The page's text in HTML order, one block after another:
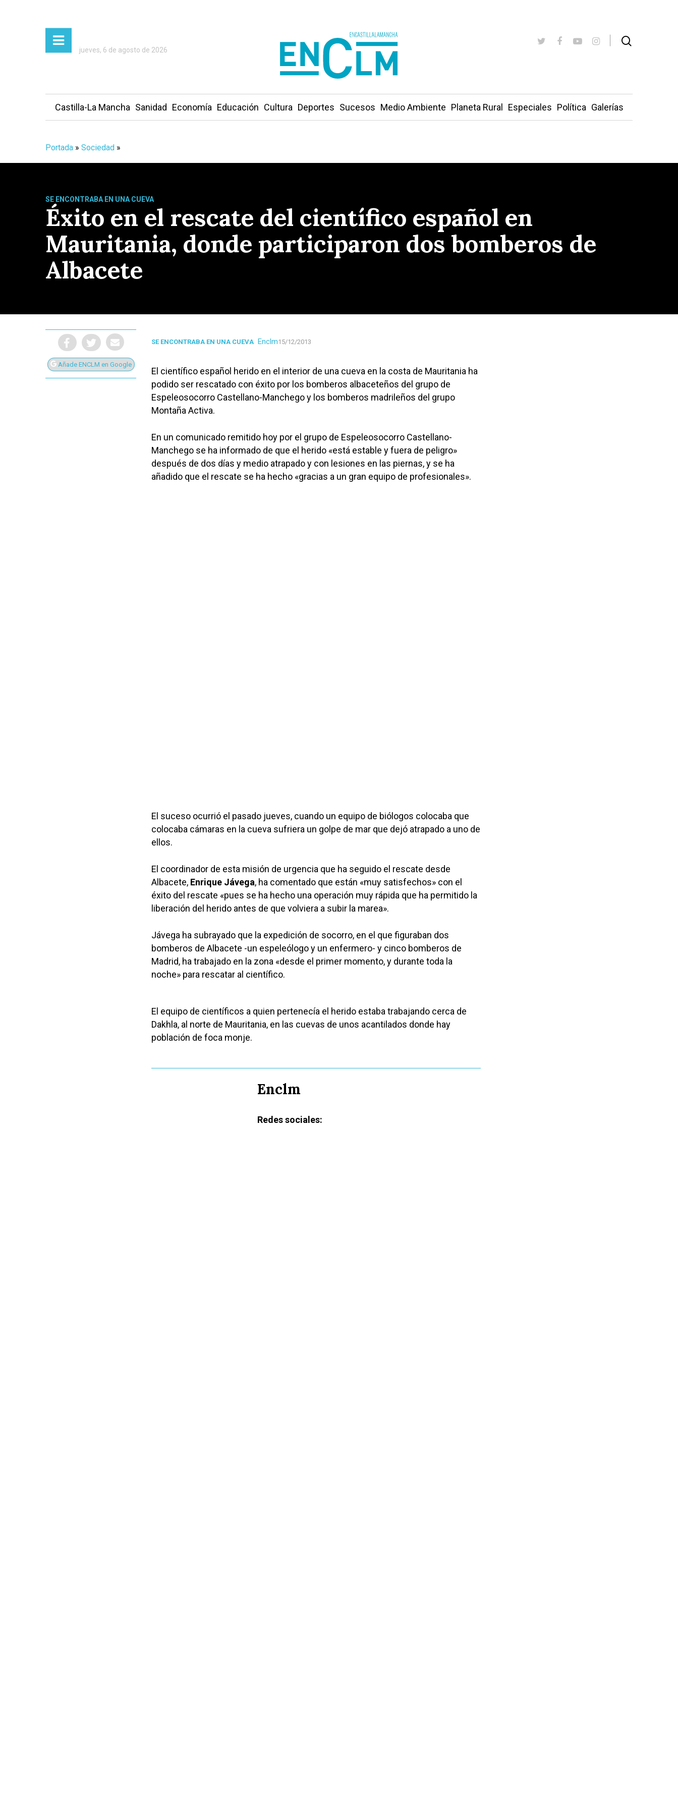
Presiona Intro para buscar o ESC para cerrar
jueves, 6 de agosto de 2026
Castilla-La Mancha Sanidad Economía Educación Cultura Deportes Sucesos Medio Ambiente Planeta Rural Especiales Política Galerías
Portada » Sociedad »
SE ENCONTRABA EN UNA CUEVA
Éxito en el rescate del científico español en
Mauritania, donde participaron dos bomberos de
Albacete
Añade ENCLM en Google
SE ENCONTRABA EN UNA CUEVA Enclm15/12/2013
El científico español herido en el interior de una cueva en la costa de Mauritania ha
podido ser rescatado con éxito por los bomberos albaceteños del grupo de
Espeleosocorro Castellano-Manchego y los bomberos madrileños del grupo
Montaña Activa.
En un comunicado remitido hoy por el grupo de Espeleosocorro Castellano-
Manchego se ha informado de que el herido «está estable y fuera de peligro»
después de dos días y medio atrapado y con lesiones en las piernas, y se ha
añadido que el rescate se ha hecho «gracias a un gran equipo de profesionales».
El suceso ocurrió el pasado jueves, cuando un equipo de biólogos colocaba que
colocaba cámaras en la cueva sufriera un golpe de mar que dejó atrapado a uno de
ellos.
El coordinador de esta misión de urgencia que ha seguido el rescate desde
Albacete, Enrique Jávega, ha comentado que están «muy satisfechos» con el
éxito del rescate «pues se ha hecho una operación muy rápida que ha permitido la
liberación del herido antes de que volviera a subir la marea».
Jávega ha subrayado que la expedición de socorro, en el que figuraban dos
bomberos de Albacete -un espeleólogo y un enfermero- y cinco bomberos de
Madrid, ha trabajado en la zona «desde el primer momento, y durante toda la
noche» para rescatar al científico.
El equipo de científicos a quien pertenecía el herido estaba trabajando cerca de
Dakhla, al norte de Mauritania, en las cuevas de unos acantilados donde hay
población de foca monje.
Enclm
Redes sociales: